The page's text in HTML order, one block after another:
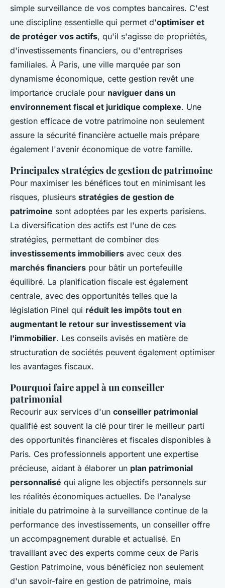
simple surveillance de vos comptes bancaires. C'est
une discipline essentielle qui permet d'optimiser et
de protéger vos actifs, qu'il s'agisse de propriétés,
d'investissements financiers, ou d'entreprises
familiales. À Paris, une ville marquée par son
dynamisme économique, cette gestion revêt une
importance cruciale pour naviguer dans un
environnement fiscal et juridique complexe. Une
gestion efficace de votre patrimoine non seulement
assure la sécurité financière actuelle mais prépare
également l'avenir économique de votre famille.
Principales stratégies de gestion de patrimoine
Pour maximiser les bénéfices tout en minimisant les
risques, plusieurs stratégies de gestion de
patrimoine sont adoptées par les experts parisiens.
La diversification des actifs est l'une de ces
stratégies, permettant de combiner des
investissements immobiliers avec ceux des
marchés financiers pour bâtir un portefeuille
équilibré. La planification fiscale est également
centrale, avec des opportunités telles que la
législation Pinel qui réduit les impôts tout en
augmentant le retour sur investissement via
l'immobilier. Les conseils avisés en matière de
structuration de sociétés peuvent également optimiser
les avantages fiscaux.
Pourquoi faire appel à un conseiller
patrimonial
Recourir aux services d'un conseiller patrimonial
qualifié est souvent la clé pour tirer le meilleur parti
des opportunités financières et fiscales disponibles à
Paris. Ces professionnels apportent une expertise
précieuse, aidant à élaborer un plan patrimonial
personnalisé qui aligne les objectifs personnels sur
les réalités économiques actuelles. De l'analyse
initiale du patrimoine à la surveillance continue de la
performance des investissements, un conseiller offre
un accompagnement durable et actualisé. En
travaillant avec des experts comme ceux de Paris
Gestion Patrimoine, vous bénéficiez non seulement
d'un savoir-faire en gestion de patrimoine, mais